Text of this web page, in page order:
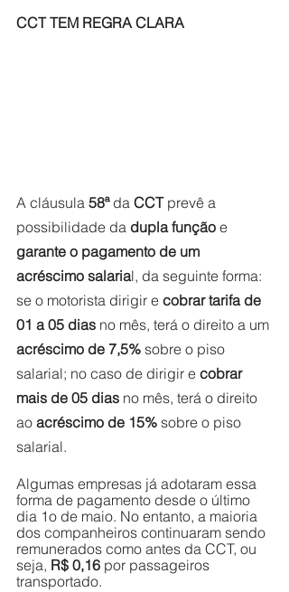
CCT TEM REGRA CLARA
A cláusula 58ª da CCT prevê a
possibilidade da dupla função e
garante o pagamento de um
acréscimo salarial, da seguinte forma:
se o motorista dirigir e cobrar tarifa de
01 a 05 dias no mês, terá o direito a um
acréscimo de 7,5% sobre o piso
salarial; no caso de dirigir e cobrar
mais de 05 dias no mês, terá o direito
ao acréscimo de 15% sobre o piso
salarial.
Algumas empresas já adotaram essa
forma de pagamento desde o último
dia 1o de maio. No entanto, a maioria
dos companheiros continuaram sendo
remunerados como antes da CCT, ou
seja, R$ 0,16 por passageiros
transportado.